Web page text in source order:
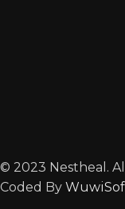
© 2023 Nestheal.
Coded By